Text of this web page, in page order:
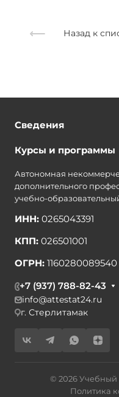
Назад к
Сведения
Курсы и программы
Автономная
дополнительного
учебно-
ИНН: 0265043391
КПП: 026501001
ОГРН: 1160280089540
+7 (937) 788-82-43
info@attestat24.ru
г. Стерлитамак
© 2026 Учебный
Политика